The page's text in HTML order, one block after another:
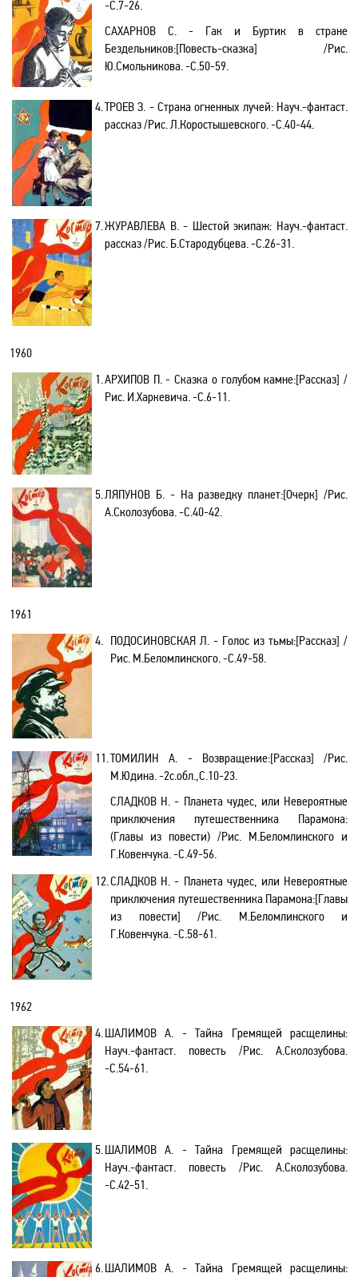
-С.7-26.
САХАРНОВ С. - Гак и Буртик в стране
Бездельников:[Повесть-сказка] /Рис.
Ю.Смольникова. -C.50-59.
4.ТРОЕВ З. - Страна огненных лучей:Науч.-фантаст.
рассказ/Рис. Л.Коростышевского. -С.40-44.
7.ЖУРАВЛЕВА В. - Шестой экипаж: Науч.-фантаст.
рассказ /Рис. Б.Стародубцева. -С.26-31.
1960
1.АРХИПОВ П. - Сказка о голубом камне:[Рассказ] /
Рис. И.Харкевича. -С.6-11.
5.ЛЯПУНОВ Б. - На разведку планет:[Очерк] /Рис.
А.Сколозубова. -С.40-42.
1961
4. ПОДОСИНОВСКАЯ Л. - Голос из тьмы:[Рассказ] /
Рис. М.Беломлинского. -С.49-58.
11.ТОМИЛИН А. - Возвращение:[Рассказ] /Рис.
М.Юдина. -2с.обл.,С.10-23.
СЛАДКОВ Н. - Планета чудес, или Невероятные
приключения путешественника Парамона:
(Главы из повести) /Рис. М.Беломлинского и
Г.Ковенчука.-С.49-56.
12.СЛАДКОВ Н. - Планета чудес, или Невероятные
приключения путешественника Парамона:[Главы
из повести] /Рис. М.Беломлинского и
Г.Ковенчука. -С.58-61.
1962
4.ШАЛИМОВ А. - Тайна Гремящей расщелины:
Науч.-фантаст. повесть /Рис. А.Сколозубова.
-С.54-61.
5.ШАЛИМОВ А. - Тайна Гремящей расщелины:
Науч.-фантаст. повесть /Рис. А.Сколозубова.
-С.42-51.
6.ШАЛИМОВ А. - Тайна Гремящей расщелины: